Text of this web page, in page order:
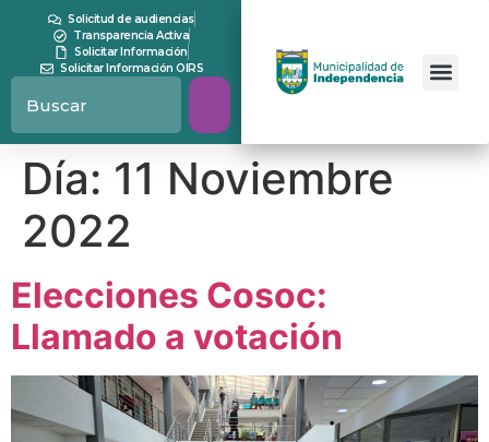
contenidoSolicitud de audiencias
Transparencia Activa
Solicitar Información
Solicitar Información OIRS
Día: 11 Noviembre
2022
Elecciones Cosoc:
Llamado a votación